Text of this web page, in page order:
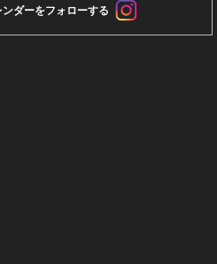
ダーをフォローする